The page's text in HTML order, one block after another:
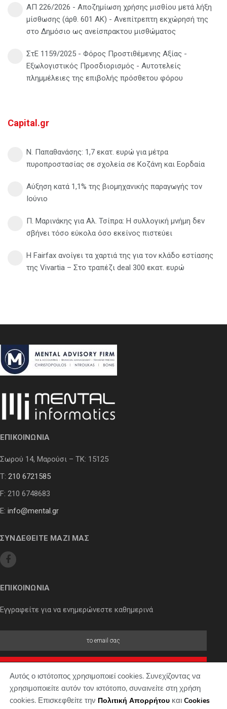
ΑΠ 226/2026 - Αποζημίωση χρήσης μισθίου μετά λήξη
μίσθωσης (άρθ. 601 ΑΚ) - Ανεπίτρεπτη εκχώρησή της
στο Δημόσιο ως ανείσπρακτου μισθώματος
ΣτΕ 1159/2025 - Φόρος Προστιθέμενης Αξίας -
Εξωλογιστικός Προσδιορισμός - Αυτοτελείς
πλημμέλειες της επιβολής πρόσθετου φόρου
Capital.gr
Ν. Παπαθανάσης: 1,7 εκατ. ευρώ για μέτρα
πυροπροστασίας σε σχολεία σε Κοζάνη και Εορδαία
Αύξηση κατά 1,1% της βιομηχανικής παραγωγής τον
Ιούνιο
Π. Μαρινάκης για Αλ. Τσίπρα: Η συλλογική μνήμη δεν
σβήνει τόσο εύκολα όσο εκείνος πιστεύει
Η Fairfax ανοίγει τα χαρτιά της για τον κλάδο εστίασης
της Vivartia – Στο τραπέζι deal 300 εκατ. ευρώ
ΕΠΙΚΟΙΝΩΝΙΑ
Σωρού 14, Μαρούσι – ΤΚ: 15125
Τ: 210 6721585
F: 210 6748683
E: info@mental.gr
ΣΥΝΔΕΘΕΙΤΕ ΜΑΖΙ ΜΑΣ
ΕΠΙΚΟΙΝΩΝΙΑ
Εγγραφείτε για να ενημερώνεστε καθημερινά
Αυτός ο ιστότοπος χρησιμοποιεί cookies. Συνεχίζοντας να
χρησιμοποιείτε αυτόν τον ιστότοπο, συναινείτε στη χρήση
cookies. Επισκεφθείτε την Πολιτική Απορρήτου και Cookies